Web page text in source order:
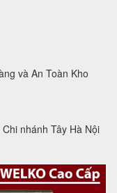
và An Toàn Kho
nhánh Tây Hà Nội